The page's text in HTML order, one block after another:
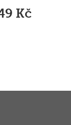
Kč